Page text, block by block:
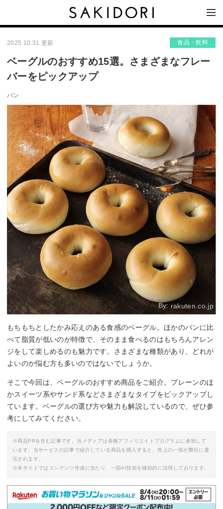
2025.10.31 更新 食品・飲料
ベーグルのおすすめ15選。さまざまなフレー
バーをピックアップ
パン
By: rakuten.co.jp
もちもちとしたかみ応えのある食感のベーグル。ほかのパンに比
べて脂質が低いのが特徴で、そのまま食べるのはもちろんアレン
ジをして楽しめるのも魅力です。さまざまな種類があり、どれが
よいのか悩む方も多いのではないでしょうか。
そこで今回は、ベーグルのおすすめ商品をご紹介。プレーンのほ
かスイーツ系やサンド系などさまざまなタイプをピックアップし
ています。ベーグルの選び方や魅力も解説しているので、ぜひ参
考にしてみてください。
※商品PRを含む記事です。当メディアは各種アフィリエイトプログラムに参加して
います。当サービスの記事で紹介している商品を購入すると、売上の一部が弊社に還
元されます。
※本サイトではコンテンツ作成に当たり、一部AI技術を補助的に活用しております。